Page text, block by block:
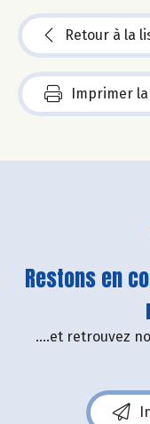
Retour à la
Imprimer
Restons en
....et retrouvez